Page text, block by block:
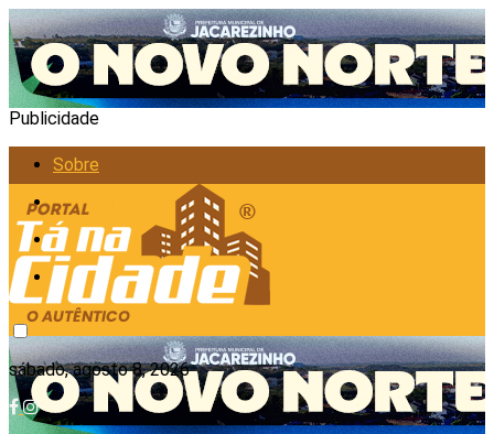
Publicidade
Sobre
Anunciar
Política de Privacidade
Contato
sábado, agosto 8, 2026